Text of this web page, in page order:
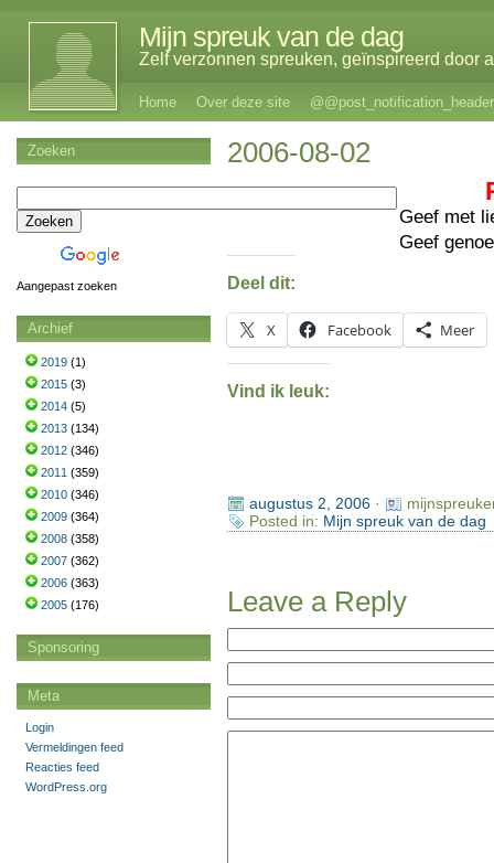
Mijn spreuk van de dag
Zelf verzonnen spreuken, geïnspireerd door
Home Over deze site @@post_notification_header
2006-08-02
Geef met
Geef
Deel dit:
X Facebook Meer
Vind ik leuk:
augustus 2, 2006·
Posted in: Mijn spreuk van de dag
Leave a Reply
Zoeken
Aangepast zoeken
Archief
2019 (1)
2015 (3)
2014 (5)
2013 (134)
2012 (346)
2011 (359)
2010 (346)
2009 (364)
2008 (358)
2007 (362)
2006 (363)
2005 (176)
Sponsoring
Meta
Login
Vermeldingen feed
Reacties feed
WordPress.org